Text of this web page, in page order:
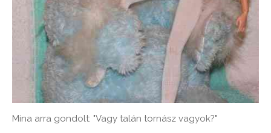
Mina arra gondolt: "Vagy talán tornász vagyok?"